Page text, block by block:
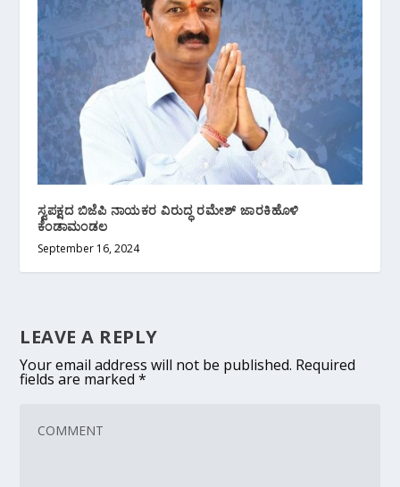
ಸ್ವಪಕ್ಷದ ಬಿಜೆಪಿ ನಾಯಕರ ವಿರುದ್ಧ ರಮೇಶ್ ಜಾರಕಿಹೊಳಿ
ಕೆಂಡಾಮಂಡಲ
September 16, 2024
LEAVE A REPLY
Your email address will not be published. Required
fields are marked*